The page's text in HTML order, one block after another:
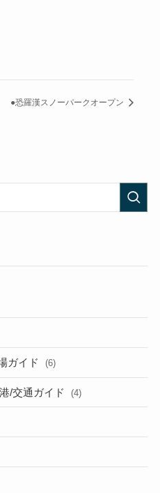
●恐羅漢スノーパークオープン
ガイド (6)
/交通ガイド (4)